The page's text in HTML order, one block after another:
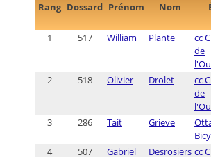
Rang Dossard Prénom Nom
1
517 William Plante
cc
de
2 518 Olivier Drolet
cc
de
3 286 Tait Grieve
4 507 Gabriel Desrosiers cc